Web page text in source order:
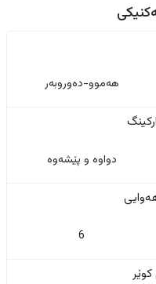
هەموو-دەوروبەر
دواوە و پێشەوە
6